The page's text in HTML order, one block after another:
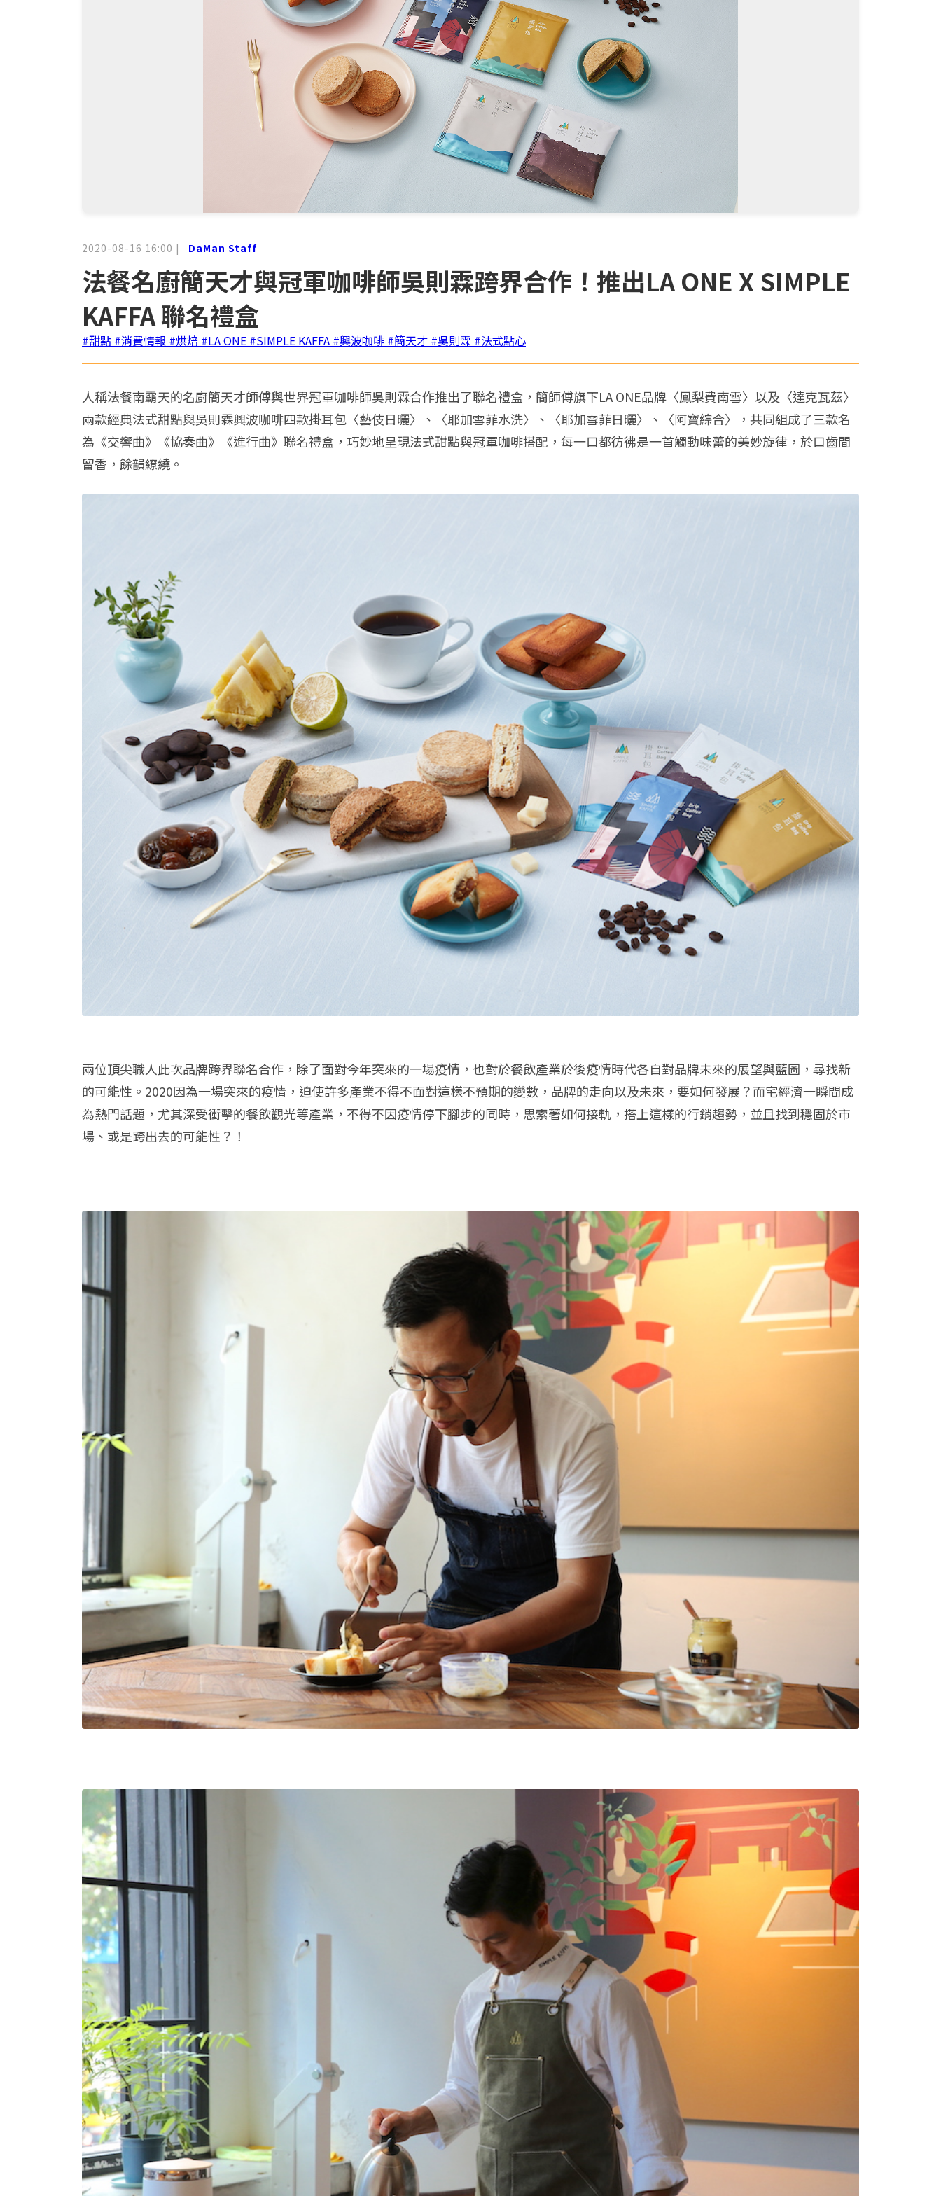
2020-08-16 16:00 | DaMan Staff
法餐名廚簡天才與冠軍咖啡師吳則霖跨界合作！推出LA ONE X SIMPLE
KAFFA 聯名禮盒
#甜點 #消費情報 #烘焙 #LA ONE #SIMPLE KAFFA #興波咖啡 #簡天才 #吳則霖 #法式點心
人稱法餐南霸天的名廚簡天才師傅與世界冠軍咖啡師吳則霖合作推出了聯名禮盒，簡師傅旗下LA ONE品牌〈鳳梨費南雪〉以及〈達克瓦茲〉
兩款經典法式甜點與吳則霖興波咖啡四款掛耳包〈藝伎日曬〉、〈耶加雪菲水洗〉、〈耶加雪菲日曬〉、〈阿寶綜合〉，共同組成了三款名
為《交響曲》《協奏曲》《進行曲》聯名禮盒，巧妙地呈現法式甜點與冠軍咖啡搭配，每一口都彷彿是一首觸動味蕾的美妙旋律，於口齒間
留香，餘韻繚繞。
兩位頂尖職人此次品牌跨界聯名合作，除了面對今年突來的一場疫情，也對於餐飲產業於後疫情時代各自對品牌未來的展望與藍圖，尋找新
的可能性。2020因為一場突來的疫情，迫使許多產業不得不面對這樣不預期的變數，品牌的走向以及未來，要如何發展？而宅經濟一瞬間成
為熱門話題，尤其深受衝擊的餐飲觀光等產業，不得不因疫情停下腳步的同時，思索著如何接軌，搭上這樣的行銷趨勢，並且找到穩固於市
場、或是跨出去的可能性？！